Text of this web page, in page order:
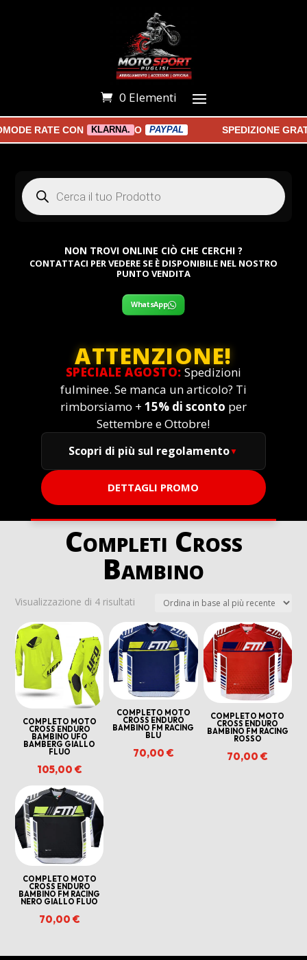
0 Elementi
RATE CON KLARNA. O PAYPAL SPEDIZIONE
Products
search
NON TROVI ONLINE CIÒ CHE CERCHI ?
CONTATTACI PER VEDERE SE È DISPONIBILE NEL NOSTRO
PUNTO VENDITA
WhatsApp
ATTENZIONE!
SPECIALE AGOSTO: Spedizioni
fulminee. Se manca un articolo? Ti
rimborsiamo + 15% di sconto per
Settembre e Ottobre!
Scopri di più sul regolamento
DETTAGLI PROMO
Completi Cross
Bambino
Visualizzazione di 4 risultati Ordina
base
al
recente
COMPLETO MOTO
CROSS ENDURO
BAMBINO UFO
BAMBERG GIALLO
FLUO
105,00 €
COMPLETO MOTO
CROSS ENDURO
BAMBINO FM RACING
BLU
70,00 €
COMPLETO MOTO
CROSS ENDURO
BAMBINO FM RACING
ROSSO
70,00€
COMPLETO MOTO
CROSS ENDURO
BAMBINO FM RACING
NERO GIALLO FLUO
70,00 €